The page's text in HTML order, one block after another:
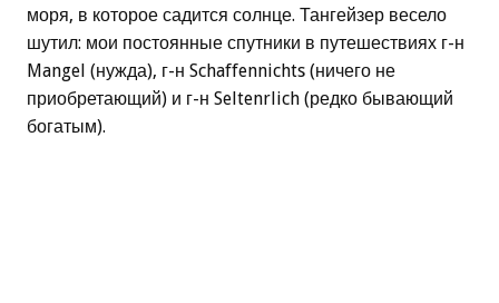
моря, в которое садится солнце. Тангейзер весело
шутил: мои постоянные спутники в путешествиях г-н
Mangel (нужда), г-н Schaffennichts (ничего не
приобретающий) и г-н Seltenrlich (редко бывающий
богатым).